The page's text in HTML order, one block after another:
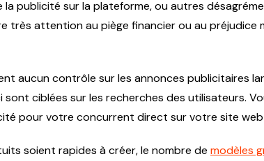
la publicité sur la plateforme, ou autres
très attention au piège financier ou au préjudice
aucun contrôle sur les annonces publicitaires
ciblées sur les recherches des utilisateurs.
pour votre concurrent direct sur votre site web
soient rapides à créer, le nombre de modèles